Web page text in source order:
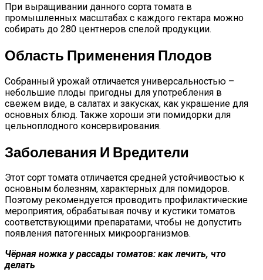
При выращивании данного сорта томата в
промышленных масштабах с каждого гектара можно
собирать до 280 центнеров спелой продукции.
Область Применения Плодов
Собранный урожай отличается универсальностью –
небольшие плоды пригодны для употребления в
свежем виде, в салатах и закусках, как украшение для
основных блюд. Также хороши эти помидорки для
цельноплодного консервирования.
Заболевания И Вредители
Этот сорт томата отличается средней устойчивостью к
основным болезням, характерных для помидоров.
Поэтому рекомендуется проводить профилактические
мероприятия, обрабатывая почву и кустики томатов
соответствующими препаратами, чтобы не допустить
появления патогенных микроорганизмов.
Чёрная ножка у рассады томатов: как лечить, что
делать